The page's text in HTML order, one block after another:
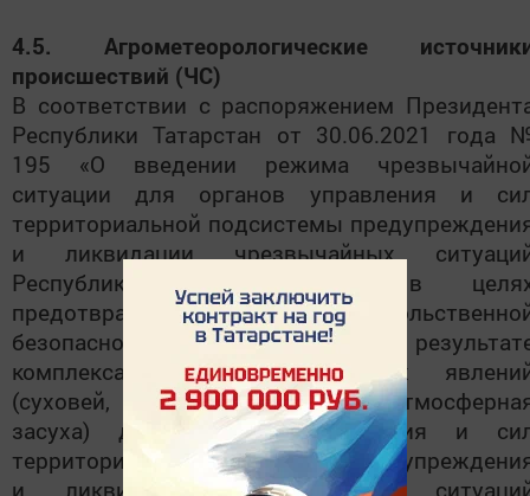
4.5. Агрометеорологические
происшествий (ЧС)
В соответствии с распоряжением
Республики Татарстан от 30.06.2021 года
195 «О введении режима
ситуации для органов управления и
территориальной подсистемы
и ликвидации чрезвычайных
Республики Татарстан» в
предотвращения угрозы
безопасности, возникшей в
комплекса опасных природных
(суховей, почвенная засуха,
засуха) для органов управления и
территориальной подсистемы
и ликвидации чрезвычайных